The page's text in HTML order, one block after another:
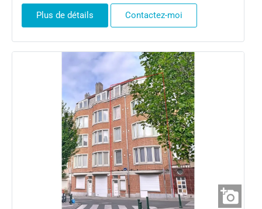
Plus de détails Contactez-moi